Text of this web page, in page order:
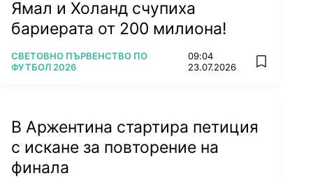
Ямал и Холанд счупиха
бариерата от 200 милиона!
ПОВЕЧЕ ОТ
СВЕТОВНО ПЪРВЕНСТВО ПО
ФУТБОЛ 2026
09:04
23.07.2026
add
В Аржентина стартира петиция
с искане за повторение на
финала